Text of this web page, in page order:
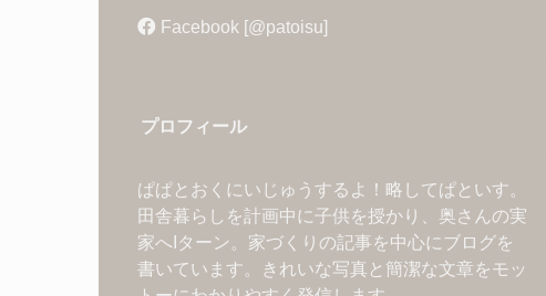
Facebook [@patoisu]
プロフィール
ぱぱとおくにいじゅうするよ！略してぱといす。
田舎暮らしを計画中に子供を授かり、奥さんの実
家へIターン。家づくりの記事を中心にブログを
書いています。きれいな写真と簡潔な文章をモッ